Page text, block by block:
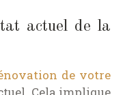
actuel de la
de votre
Cela implique